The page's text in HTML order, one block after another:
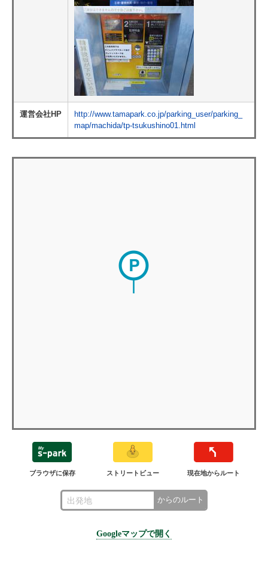
運営会社HP
http://www.tamapark.co.jp/parking_user/parking_
map/machida/tp-tsukushino01.html
ブラウザに保存 ストリートビュー 現在地からルート
からのルート
Googleマップで開く